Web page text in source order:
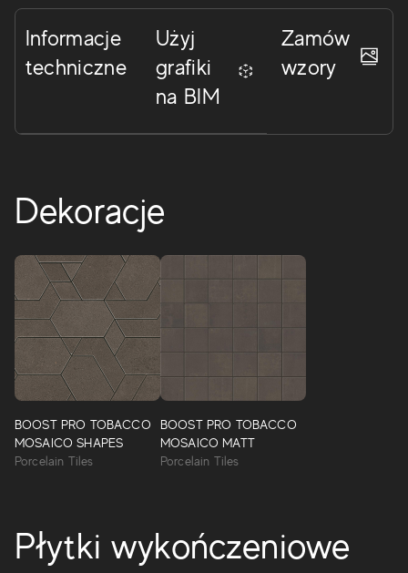
Informacje
techniczne
Użyj
grafiki
na BIM
Zamów
wzory
Dekoracje
BOOST PRO TOBACCO
MOSAICO SHAPES
Porcelain Tiles
BOOST PRO TOBACCO
MOSAICO MATT
Porcelain Tiles
Płytki wykończeniowe